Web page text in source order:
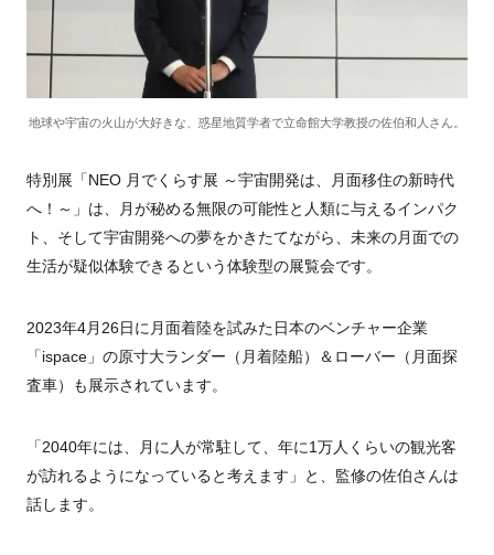
地球や宇宙の火山が大好きな、惑星地質学者で立命館大学教授の佐伯和人さん。
特別展「NEO 月でくらす展 ～宇宙開発は、月面移住の新時代
へ！～」は、月が秘める無限の可能性と人類に与えるインパク
ト、そして宇宙開発への夢をかきたてながら、未来の月面での
生活が疑似体験できるという体験型の展覧会です。
2023年4月 26日に月面着陸を試みた日本のベンチャー企業
「ispace 」の原寸大ランダー（月着陸船）＆ローバー（月面探
査車）も展示されています。
「2040年には、月に人が常駐して、年に1万人くらいの観光客
が訪れるようになっていると考えます」と、監修の佐伯さんは
話します。